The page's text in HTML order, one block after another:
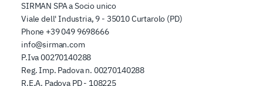
SIRMAN SPA a Socio unico
Viale dell' Industria, 9 - 35010 Curtarolo (PD)
Phone +39 049 9698666
info@sirman.com
P.Iva 00270140288
Reg. Imp. Padova n. 00270140288
R.E.A. Padova PD - 108225